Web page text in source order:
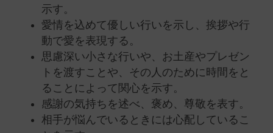
示す。
愛情を込めて優しい行いを示し、挨拶や行
動で愛を表現する。
思慮深い小さな行いや、お土産やプレゼン
トを渡すことや、その人のために時間をと
ることによって関心を示す。
感謝の気持ちを述べ、褒め、尊敬を表す。
相手が悩んでいるときには心配しているこ